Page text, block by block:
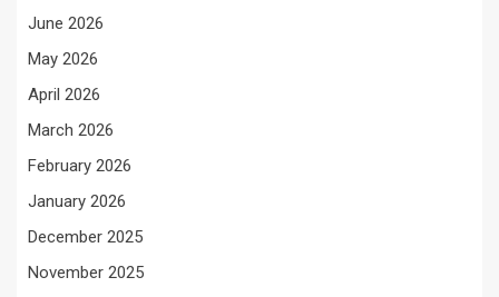
June 2026
May 2026
April 2026
March 2026
February 2026
January 2026
December 2025
November 2025